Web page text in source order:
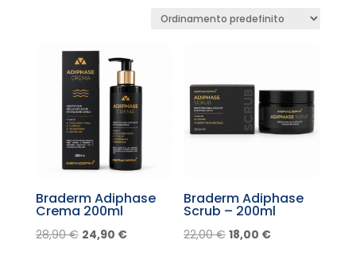
Braderm Adiphase
Crema 200ml
28,90€ Il24,90 €Il
Braderm Adiphase
Scrub – 200ml
22,00€ Il
18,00 €Il